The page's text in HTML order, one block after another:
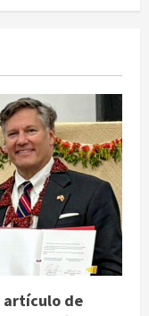
artículo de